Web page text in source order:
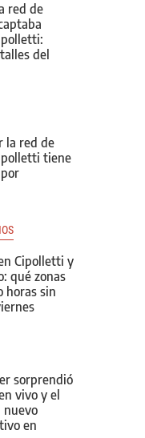
red de
del
la red de
tiene
Cipolletti y
qué zonas
horas sin
sorprendió
vivo y el
nuevo
en